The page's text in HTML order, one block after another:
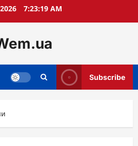
7:23:20 AM
Subscribe